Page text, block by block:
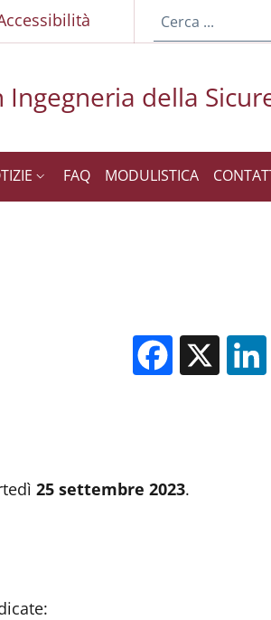
della
FAQ MODULISTICA
X
25 settembre 2023.